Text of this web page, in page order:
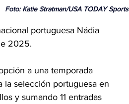
Foto: Katie Stratman/USA TODAY Sports
portuguesa Nádia
2025.
a una temporada
la selección portuguesa en
y sumando 11 entradas